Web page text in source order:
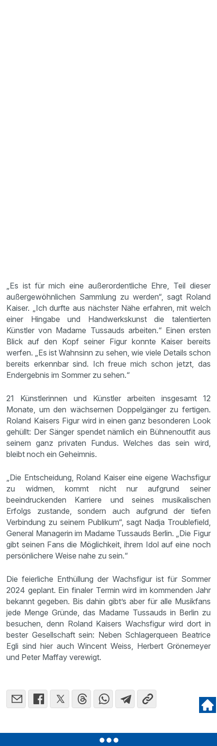
„Es ist für mich eine außerordentliche Ehre, Teil dieser
außergewöhnlichen Sammlung zu werden“, sagt Roland
Kaiser. „Ich durfte aus nächster Nähe erfahren, mit welch
einer Hingabe und Handwerkskunst die talentierten
Künstler von Madame Tussauds arbeiten.“ Einen ersten
Blick auf den Kopf seiner Figur konnte Kaiser bereits
werfen. „Es ist Wahnsinn zu sehen, wie viele Details schon
bereits erkennbar sind. Ich freue mich schon jetzt, das
Endergebnis im Sommer zu sehen.“
21 Künstlerinnen und Künstler arbeiten insgesamt 12
Monate, um den wächsernen Doppelgänger zu fertigen.
Roland Kaisers Figur wird in einen ganz besonderen Look
gehüllt: Der Sänger spendet nämlich ein Bühnenoutfit aus
seinem ganz privaten Fundus. Welches das sein wird,
bleibt noch ein Geheimnis.
„Die Entscheidung, Roland Kaiser eine eigene Wachsfigur
zu widmen, kommt nicht nur aufgrund seiner
beeindruckenden Karriere und seines musikalischen
Erfolgs zustande, sondern auch aufgrund der tiefen
Verbindung zu seinem Publikum“, sagt Nadja Troublefield,
General Managerin im Madame Tussauds Berlin. „Die Figur
gibt seinen Fans die Möglichkeit, ihrem Idol auf eine noch
persönlichere Weise nahe zu sein.“
Die feierliche Enthüllung der Wachsfigur ist für Sommer
2024 geplant. Ein finaler Termin wird im kommenden Jahr
bekannt gegeben. Bis dahin gibt’s aber für alle Musikfans
jede Menge Gründe, das Madame Tussauds in Berlin zu
besuchen, denn Roland Kaisers Wachsfigur wird dort in
bester Gesellschaft sein: Neben Schlagerqueen Beatrice
Egli sind hier auch Wincent Weiss, Herbert Grönemeyer
und Peter Maffay verewigt.